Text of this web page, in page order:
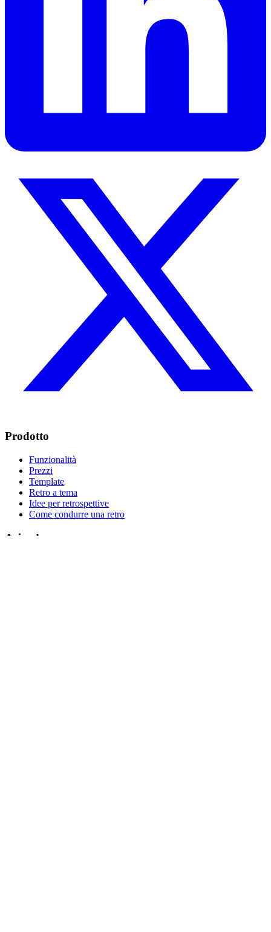
Prodotto
Funzionalità
Prezzi
Template
Retro a tema
Idee per retrospettive
Come condurre una retro
Azienda